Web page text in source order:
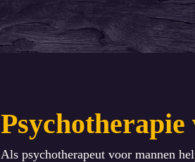
Als psychotherapeut voor mannen